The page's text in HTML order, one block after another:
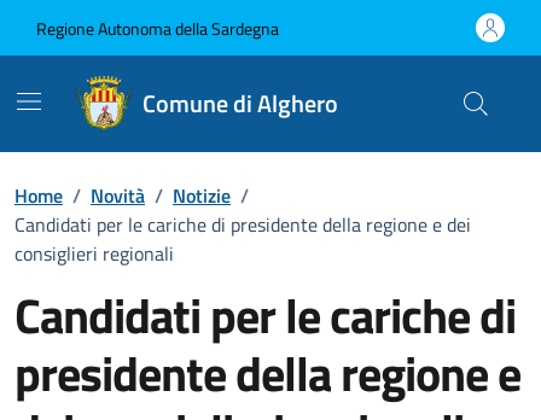
Regione Autonoma della Sardegna
Comune di Alghero
Home / Novità / Notizie /
Candidati per le cariche di presidente della regione e dei
consiglieri regionali
Candidati per le cariche di
presidente della regione e